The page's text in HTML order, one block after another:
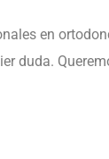
en
duda.